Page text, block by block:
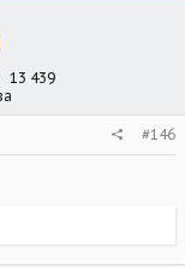
13 439
#146